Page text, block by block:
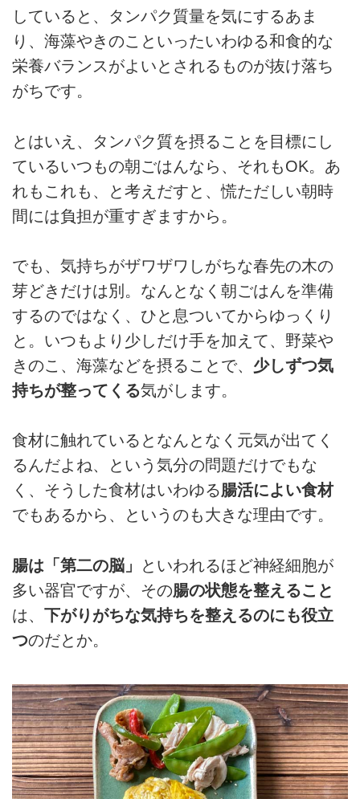
していると、タンパク質量を気にするあま
り、海藻やきのこといったいわゆる和食的な
栄養バランスがよいとされるものが抜け落ち
がちです。
とはいえ、タンパク質を摂ることを目標にし
ているいつもの朝ごはんなら、それもOK。あ
れもこれも、と考えだすと、慌ただしい朝時
間には負担が重すぎますから。
でも、気持ちがザワザワしがちな春先の木の
芽どきだけは別。なんとなく朝ごはんを準備
するのではなく、ひと息ついてからゆっくり
と。いつもより少しだけ手を加えて、野菜や
きのこ、海藻などを摂ることで、 少しずつ気
持ちが整ってくる気がします。
食材に触れているとなんとなく元気が出てく
るんだよね、という気分の問題だけでもな
く、そうした食材はいわゆる腸活によい食材
でもあるから、というのも大きな理由です。
腸は「第二の脳」
といわれるほど神経細胞が
多い器官ですが、その腸の状態を整えること
は、 下がりがちな気持ちを整えるのにも役立
つのだとか。